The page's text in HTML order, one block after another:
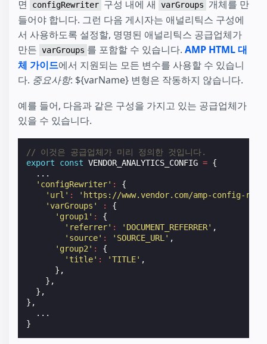
면
configRewriter 구성 내에 새 varGroups
개체를 만
들어야 합니다. 그런 다음 게시자는 애널리틱스 구성에
서 사용하도록 설정할, 명명된 애널리틱스 공급업체가
만든 varGroups 를 포함할 수 있습니다. AMP HTML 대
체 가이드에서 지원되는 모든 변수를 사용할 수 있습니
다. 중요사항: ${varName} 변형은 작동하지 않습니다.
예를 들어, 다음과 같은 구성을 가지고 있는 공급업체가
있을 수 있습니다.
// 이것은 공급업체가 미리 정의한 것입니다.
export
const VENDOR_ANALYTICS_CONFIG = {
...
'configRewriter' :
{
'url' :
'https://www.vendor.com/amp-config-
'varGroups'
:
{
'group1' :
{
'referrer' : 'DOCUMENT_REFERRER' ,
'source' : 'SOURCE_URL' ,
'group2' :
{
'title' : 'TITLE' ,
},
},
},
},
...
}